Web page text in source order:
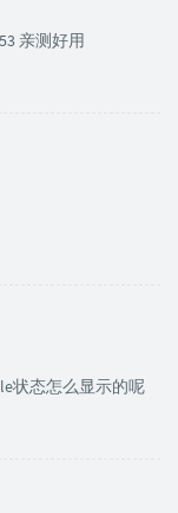
亲测好用
状态怎么显示的呢